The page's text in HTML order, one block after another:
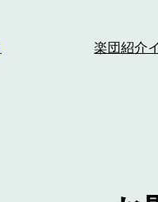
楽団紹介